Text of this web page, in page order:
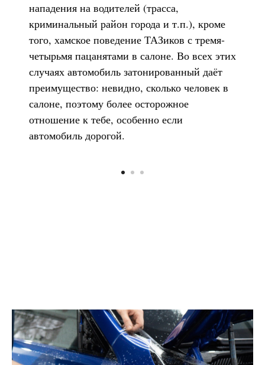
нападения на водителей (трасса,
криминальный район города и т.п.), кроме
того, хамское поведение ТАЗиков с тремя-
четырьмя пацанятами в салоне. Во всех этих
случаях автомобиль затонированный даёт
преимущество: невидно, сколько человек в
салоне, поэтому более осторожное
отношение к тебе, особенно если
автомобиль дорогой.